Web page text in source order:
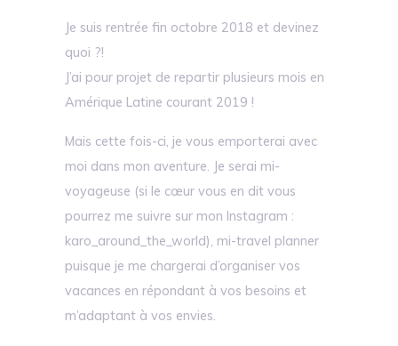
Je suis rentrée fin octobre 2018 et devinez
quoi ?!
J’ai pour projet de repartir plusieurs mois en
Amérique Latine courant 2019 !
Mais cette fois-ci, je vous emporterai avec
moi dans mon aventure. Je serai mi-
voyageuse (si le cœur vous en dit vous
pourrez me suivre sur mon Instagram :
karo_around_the_world), mi-travel planner
puisque je me chargerai d’organiser vos
vacances en répondant à vos besoins et
m’adaptant à vos envies.